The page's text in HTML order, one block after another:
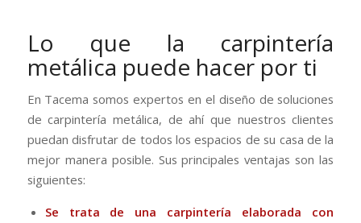
Lo que la carpintería
metálica puede hacer por ti
En Tacema somos expertos en el diseño de soluciones
de carpintería metálica, de ahí que nuestros clientes
puedan disfrutar de todos los espacios de su casa de la
mejor manera posible. Sus principales ventajas son las
siguientes:
Se trata de una carpintería elaborada con